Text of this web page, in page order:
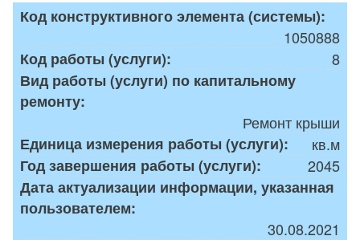
Код конструктивного элемента (системы):
1050888
Код работы (услуги):
8
Вид работы (услуги) по капитальному
ремонту:
Ремонт крыши
Единица измерения работы (услуги):
кв.м
Год завершения работы (услуги):
2045
Дата актуализации информации, указанная
пользователем:
30.08.2021